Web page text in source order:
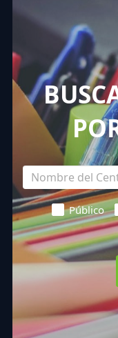
Público